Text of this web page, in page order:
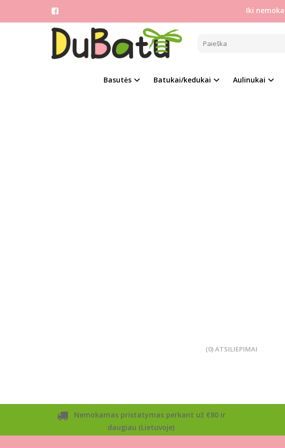
Iki
Basutės Batukai/kedukai Aulinukai
FASHION 19,
Į
(0) ATSILIEPIMAI
Nemokamas pristatymas perkant už €80 ir
daugiau (Lietuvoje)